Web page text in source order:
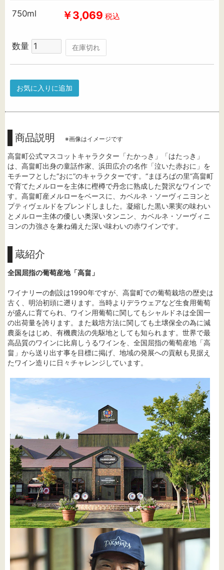
750ml ￥3,069 税込
数量 在庫切れ
お気に入りに追加
商品説明 ※画像はイメージです
高畠町公式マスコットキャラクター「たかっき」「はたっき」
は、高畠町出身の童話作家、浜田広介の名作「泣いた赤おに」を
モチーフとした“おに”のキャラクターです。“まほろばの里”高畠町
で育てたメルローを主体に樫樽で丹念に熟成した贅沢なワインで
す。高畠町産メルローをベースに、カベルネ・ソーヴィニヨンと
プティヴェルドをブレンドしました。凝縮した黒い果実の味わい
とメルロー主体の優しい奥深いタンニン、カベルネ・ソーヴィニ
ヨンの力強さを兼ね備えた深い味わいの赤ワインです。
蔵紹介
全国屈指の葡萄産地「高畠」
ワイナリーの創設は1990年ですが、高畠町での葡萄栽培の歴史は
古く、明治初頭に遡ります。当時よりデラウェアなど生食用葡萄
が盛んに育てられ、ワイン用葡萄に関してもシャルドネは全国一
の出荷量を誇ります。また栽培方法に関しても土壌保全の為に減
農薬をはじめ、有機農法の先駆地としても知られます。世界で最
高品質のワインに比肩しうるワインを、全国屈指の葡萄産地「高
畠」から送り出す事を目標に掲げ、地域の発展への貢献も見据え
たワイン造りに日々チャレンジしています。